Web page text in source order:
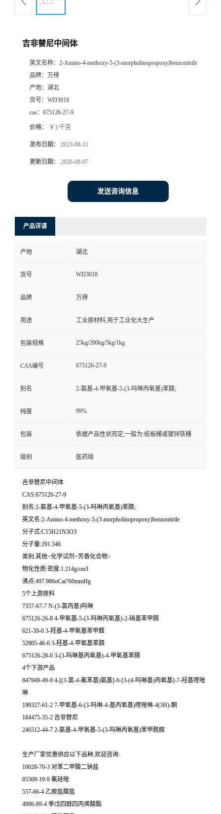
吉非替尼中间体
英文名称： 2-Amino-4-methoxy-5-(3-morpholinopropoxy)benzonitrile
品牌： 万得
产地： 湖北
货号： WD3018
cas： 675126-27-9
价格： ￥1/千克
发布日期： 2023-08-11
更新日期： 2026-08-07
发送咨询信息
产品详请
产地 湖北
货号 WD3018
品牌 万得
用途 工业原材料,用于工业化大生产
包装规格 25kg/200kg/5kg/1kg
CAS编号 675126-27-9
别名 2-氨基-4-甲氧基-5-(3-吗啉丙氧基)苯腈;
纯度 99%
包装 依据产品性状而定,一般为:纸板桶或镀锌铁桶
级别 医药级
吉非替尼中间体
CAS:675126-27-9
别名:2-氨基-4-甲氧基-5-(3-吗啉丙氧基)苯腈;
英文名:2-Amino-4-methoxy-5-(3-morpholinopropoxy)benzonitrile
分子式:C15H21N3O3
分子量:291.346
类别:其他>化学试剂>芳香化合物>
物化性质:密度:1.214g/cm3
沸点:497.986oCat760mmHg
5个上游原料
7357-67-7 N-(3-氯丙基)吗啉
675126-26-8 4-甲氧基-5-(3-吗啉丙氧基)-2-硝基苯甲腈
621-59-0 3-羟基-4-甲氧基苯甲醛
52805-46-6 3-羟基-4-甲氧基苯腈
675126-28-0 3-(3-吗啉基丙氧基)-4-甲氧基苯腈
4个下游产品
847949-49-9 4-[(3-氯-4-氟苯基)氨基]-6-[3-(4-吗啉基)丙氧基]-7-羟基喹唑
啉
199327-61-2 7-甲氧基-6-(3-吗啉-4-基丙氧基)喹唑啉-4(3H)-酮
184475-35-2 吉非替尼
246512-44-7 2-氨基-4-甲氧基-5-(3-吗啉丙氧基)苯甲酰胺
生产厂家优惠供应以下品种,欢迎咨询:
10028-70-3 对苯二甲酸二钠盐
85509-19-9 氟硅唑
557-66-4 乙胺盐酸盐
4986-89-4 季戊四醇四丙烯酸酯